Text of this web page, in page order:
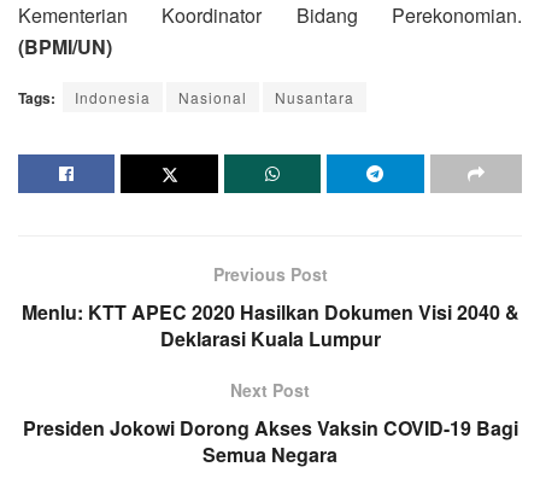
Kementerian Koordinator Bidang Perekonomian.
(BPMI/UN)
Tags: Indonesia Nasional Nusantara
Previous Post
Menlu: KTT APEC 2020 Hasilkan Dokumen Visi 2040 &
Deklarasi Kuala Lumpur
Next Post
Presiden Jokowi Dorong Akses Vaksin COVID-19 Bagi
Semua Negara